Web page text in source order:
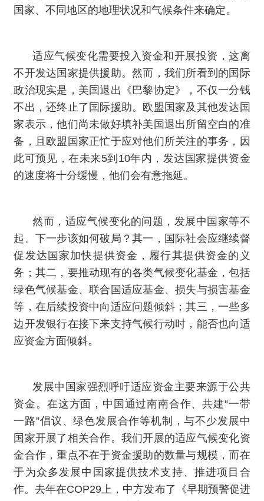
国家、不同地区的地理状况和气候条件来确定。
适应气候变化需要投入资金和开展投资，这离
不开发达国家提供援助。然而，我们所看到的国际
政治现实是，美国退出《巴黎协定》，不仅一分钱
不出，还终止了国际援助。欧盟国家及其他发达国
家表示，他们尚未做好填补美国退出所留空白的准
备，且欧盟国家正忙于应对他们所关注的事务，因
此可预见，在未来5到10年内，发达国家提供资金
的速度将十分缓慢，他们会有意拖延。
然而，适应气候变化的问题，发展中国家等不
起。下一步该如何破局？其一，国际社会应继续督
促发达国家加快提供资金，履行其提供资金的义
务；其二，要推动现有的各类气候变化基金，包括
绿色气候基金、联合国适应基金、损失与损害基金
等，在后续投资中向适应问题倾斜；其三，一些多
边开发银行在接下来支持气候行动时，能否也向适
应资金方面倾斜。
发展中国家强烈呼吁适应资金主要来源于公共
资金。在这方面，中国通过南南合作、共建“一带
一路”倡议、绿色发展合作等机制，与不少发展中
国家开展了相关合作。我们开展的适应气候变化资
金合作，重点不在于资金援助的数量与规模，而在
于为众多发展中国家提供技术支持、推进项目合
作。去年在COP29上，中方发布了《早期预警促进